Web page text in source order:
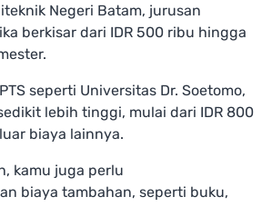
Negeri Batam, jurusan
berkisar dari IDR 500 ribu hingga
seperti Universitas Dr. Soetomo,
lebih tinggi, mulai dari IDR 800
biaya lainnya.
kamu juga perlu
biaya tambahan, seperti buku,